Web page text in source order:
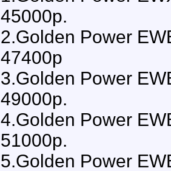
45000р.
2.Golden Power
47400р
3.Golden Power
49000р.
4.Golden Power
51000р.
5.Golden Power